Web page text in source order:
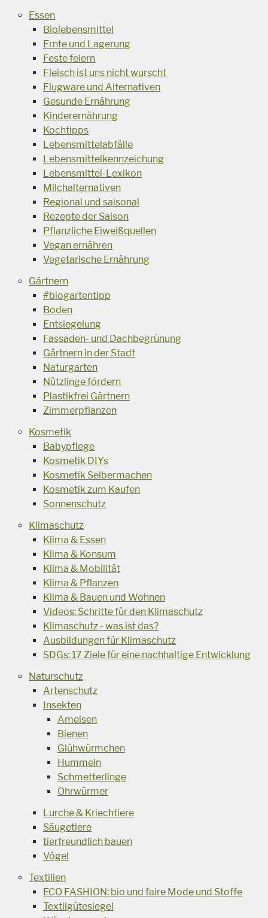
Essen
Biolebensmittel
Ernte und Lagerung
Feste feiern
Fleisch ist uns nicht wurscht
Flugware und Alternativen
Gesunde Ernährung
Kinderernährung
Kochtipps
Lebensmittelabfälle
Lebensmittelkennzeichung
Lebensmittel-Lexikon
Milchalternativen
Regional und saisonal
Rezepte der Saison
Pflanzliche Eiweißquellen
Vegan ernähren
Vegetarische Ernährung
Gärtnern
#biogartentipp
Boden
Entsiegelung
Fassaden- und Dachbegrünung
Gärtnern in der Stadt
Naturgarten
Nützlinge fördern
Plastikfrei Gärtnern
Zimmerpflanzen
Kosmetik
Babypflege
Kosmetik DIYs
Kosmetik Selbermachen
Kosmetik zum Kaufen
Sonnenschutz
Klimaschutz
Klima & Essen
Klima & Konsum
Klima & Mobilität
Klima & Pflanzen
Klima & Bauen und Wohnen
Videos: Schritte für den Klimaschutz
Klimaschutz - was ist das?
Ausbildungen für Klimaschutz
SDGs: 17 Ziele für eine nachhaltige Entwicklung
Naturschutz
Artenschutz
Insekten
Ameisen
Bienen
Glühwürmchen
Hummeln
Schmetterlinge
Ohrwürmer
Lurche & Kriechtiere
Säugetiere
tierfreundlich bauen
Vögel
Textilien
ECO FASHION: bio und faire Mode und Stoffe
Textilgütesiegel